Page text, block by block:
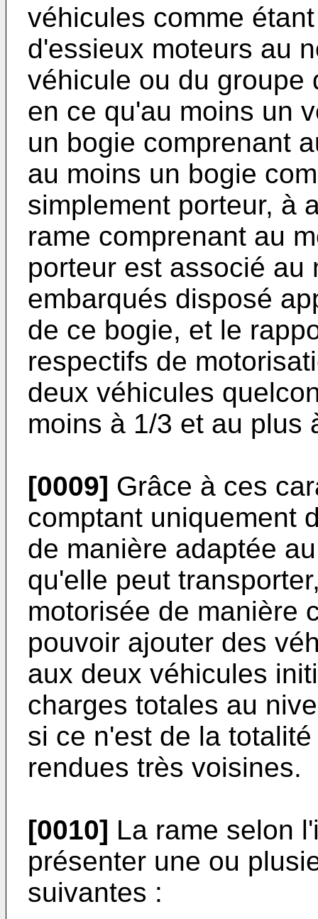
véhicules comme
d'essieux moteurs au
véhicule ou du groupe
en ce qu'au moins un
un bogie comprenant
au moins un bogie
simplement porteur, à
rame comprenant au
porteur est associé au
embarqués disposé
de ce bogie, et le
respectifs de
deux véhicules
moins à 1/3 et au plus
[0009] Grâce à ces
comptant uniquement
de manière adaptée
qu'elle peut
motorisée de manière
pouvoir ajouter des
aux deux véhicules
charges totales au
si ce n'est de la
rendues très voisines.
[0010] La rame selon
présenter une ou
suivantes :